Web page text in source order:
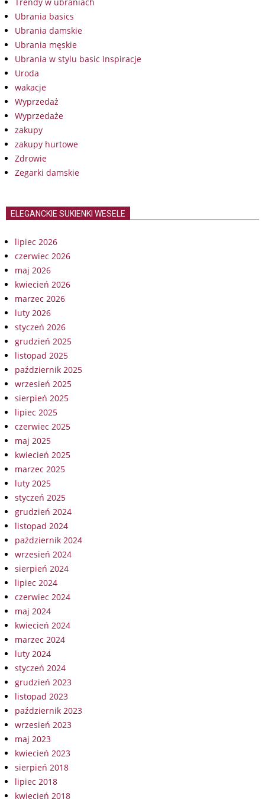
Ubrania basics
Ubrania damskie
Ubrania męskie
Ubrania w stylu basic Inspiracje
Uroda
wakacje
Wyprzedaż
Wyprzedaże
zakupy
zakupy hurtowe
Zdrowie
Zegarki damskie
ELEGANCKIE SUKIENKI WESELE
lipiec 2026
czerwiec 2026
maj 2026
kwiecień 2026
marzec 2026
luty 2026
styczeń 2026
grudzień 2025
listopad 2025
październik 2025
wrzesień 2025
sierpień 2025
lipiec 2025
czerwiec 2025
maj 2025
kwiecień 2025
marzec 2025
luty 2025
styczeń 2025
grudzień 2024
listopad 2024
październik 2024
wrzesień 2024
sierpień 2024
lipiec 2024
czerwiec 2024
maj 2024
kwiecień 2024
marzec 2024
luty 2024
styczeń 2024
grudzień 2023
listopad 2023
październik 2023
wrzesień 2023
maj 2023
kwiecień 2023
sierpień 2018
lipiec 2018
kwiecień 2018